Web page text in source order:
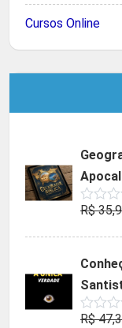
Cursos Online
de
R$
R$